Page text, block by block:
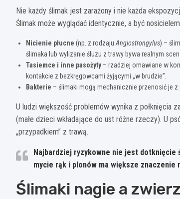
Nie każdy ślimak jest zarażony i nie każda
Ślimak może wyglądać identycznie, a być
Nicienie płucne (np. z rodzaju Angiostrongylus) –
ślimaka lub wylizanie śluzu z trawy bywa realnym
Tasiemce i inne pasożyty– rzadziej omawiane w
kontakcie z bezkręgowcami żyjącymi „w brudzie”.
Bakterie – ślimaki mogą mechanicznie przenosić je z
U ludzi większość problemów wynika z połknięcia
(małe dzieci wkładające do ust różne rzeczy). U
„przypadkiem” z trawą.
Najbardziej ryzykowne nie jest dotknięcie
mycie rąk i plonów ma większe znaczenie
Ślimaki nagie a